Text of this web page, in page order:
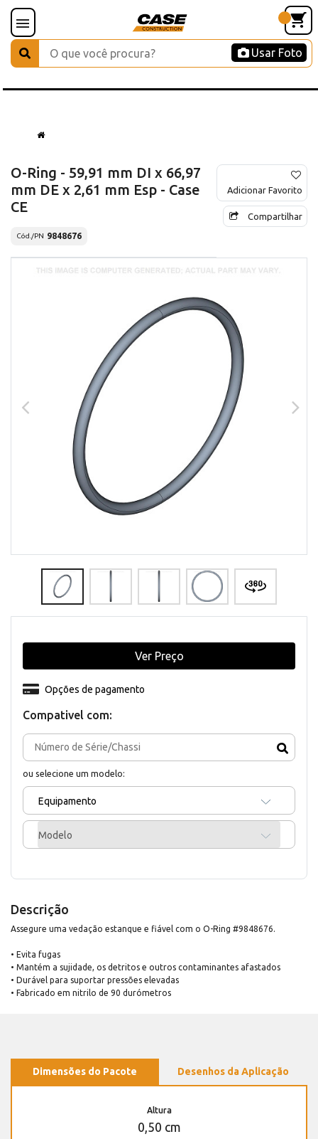
Usar Foto
O-Ring - 59,91 mm DI x 66,97
mm DE x 2,61 mm Esp - Case
CE
Cód./PN 9848676
Adicionar Favorito
Compartilhar
Compativel com:
ou selecione um modelo:
Equipamento
Modelo
Opções de pagamento
Ver Preço
Descrição
Assegure uma vedação estanque e fiável com o O-Ring #9848676.
• Evita fugas
• Mantém a sujidade, os detritos e outros contaminantes afastados
• Durável para suportar pressões elevadas
• Fabricado em nitrilo de 90 durómetros
Dimensões do Pacote Desenhos da Aplicação
Altura
0,50 cm